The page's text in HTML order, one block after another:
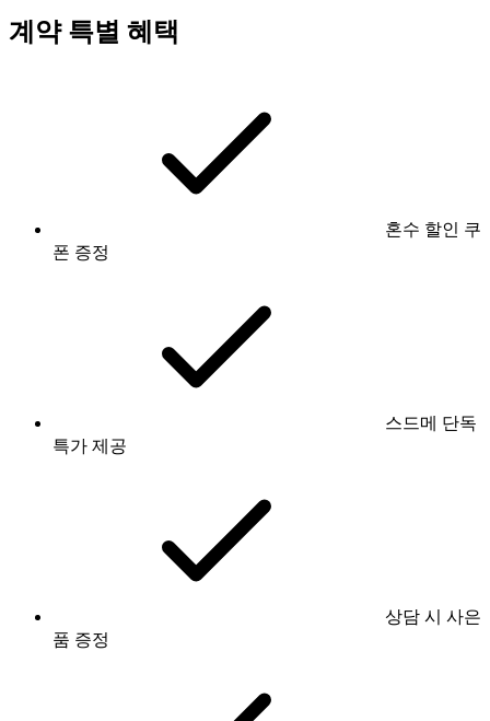
계약 특별 혜택
혼수 할인 쿠
폰 증정
스드메 단독
특가 제공
상담 시 사은
품 증정